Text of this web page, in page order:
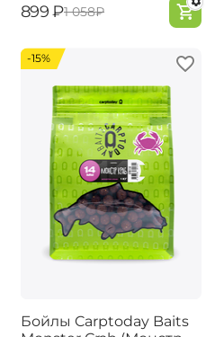
‍899‍ ₽‍1 058‍₽
-15%
Бойлы Carptoday Baits